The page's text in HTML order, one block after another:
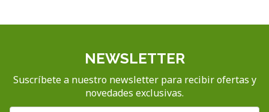
NEWSLETTER
Suscríbete a nuestro newsletter para recibir ofertas y
novedades exclusivas.